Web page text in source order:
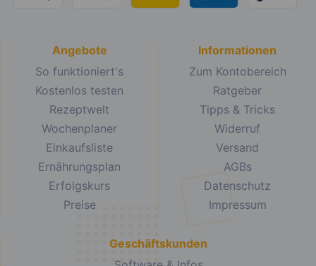
Angebote
So funktioniert's
Kostenlos testen
Rezeptwelt
Wochenplaner
Einkaufsliste
Ernährungsplan
Erfolgskurs
Preise
Informationen
Zum Kontobereich
Ratgeber
Tipps & Tricks
Widerruf
Versand
AGBs
Datenschutz
Impressum
Geschäftskunden